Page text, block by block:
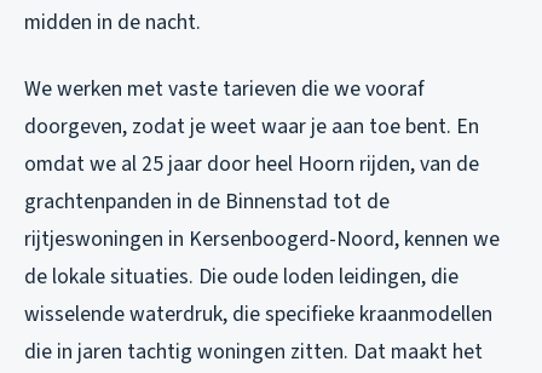
midden in de nacht.
We werken met vaste tarieven die we vooraf
doorgeven, zodat je weet waar je aan toe bent. En
omdat we al 25 jaar door heel Hoorn rijden, van de
grachtenpanden in de Binnenstad tot de
rijtjeswoningen in Kersenboogerd-Noord, kennen we
de lokale situaties. Die oude loden leidingen, die
wisselende waterdruk, die specifieke kraanmodellen
die in jaren tachtig woningen zitten. Dat maakt het